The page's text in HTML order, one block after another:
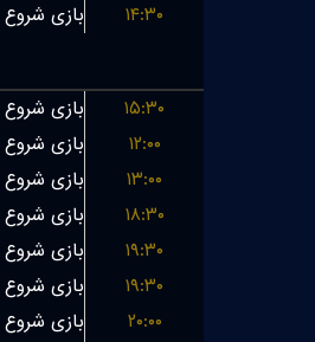
۱۴:۳۰
۱۵:۳۰
۱۲:۰۰
۱۳:۰۰
۱۸:۳۰
۱۹:۳۰
۱۹:۳۰
۲۰:۰۰